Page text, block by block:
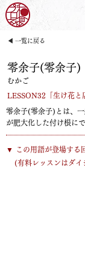
◀ 一覧に戻る
零余子(零余子)
むかご
LESSON32「生け花と
零余子(零余子)とは、
が肥大化した付け根に
​▼ この用語が登場する
​(有料レッスンはダ